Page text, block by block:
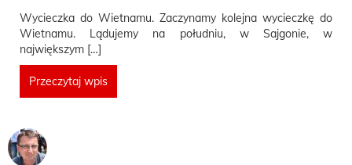
Wycieczka do Wietnamu. Zaczynamy kolejna wycieczkę do
Wietnamu. Lądujemy na południu, w Sajgonie, w
największym […]
Przeczytaj wpis